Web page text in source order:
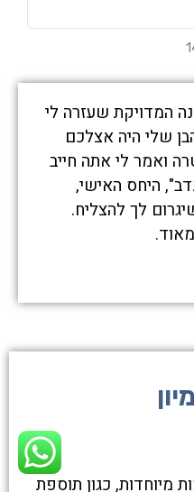
המדויקת שעזרה לי
שלי היה אצלכם
ואמר לי אתה חייב
היחס האישי,
לך להצליח.
מיוחדות, כגון תוספת